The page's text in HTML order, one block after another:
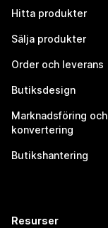
Hitta produkter
Sälja produkter
Order och leverans
Butiksdesign
Marknadsföring och
konvertering
Butikshantering
Resurser